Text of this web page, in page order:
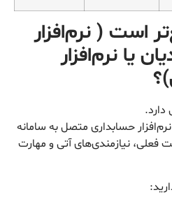
است ( نرم‌افزار
یا نرم‌افزار
حسابداری متصل به سامانه
فعلی، نیازمندی‌های آتی و مهارت